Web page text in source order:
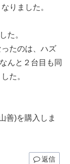
りました。
た。
たのは、ハズ
んと２台目も同
た。
善)を購入しま
返信